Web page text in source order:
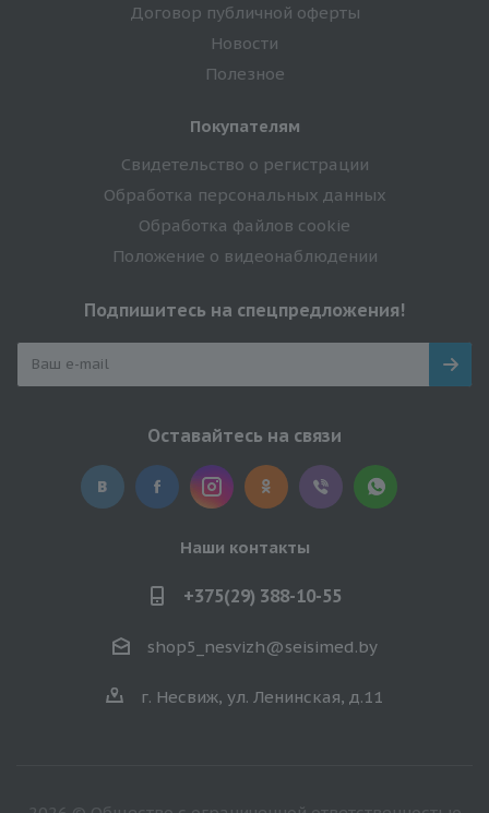
Договор публичной оферты
Новости
Полезное
Покупателям
Свидетельство о регистрации
Обработка персональных данных
Обработка файлов cookie
Положение о видеонаблюдении
Подпишитесь на спецпредложения!
Оставайтесь на связи
Наши контакты
+375(29) 388-10-55
shop5_nesvizh@seisimed.by
г. Несвиж, ул. Ленинская, д.11